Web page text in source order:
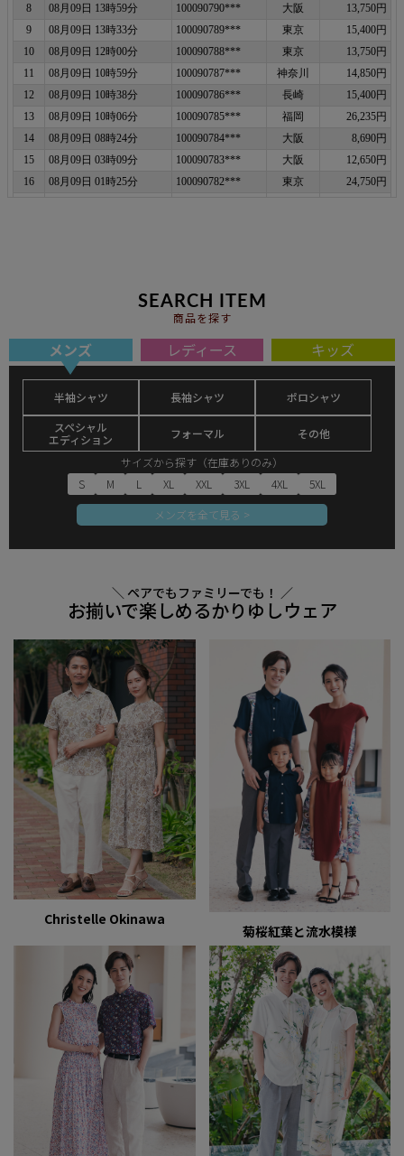
SEARCH ITEM
商品を探す
メンズ レディース キッズ
半袖シャツ 長袖シャツ
ポロシャツ
スペシャル
エディション
フォーマル
その他
サイズから探す（在庫ありのみ）
S
M L XL XXL 3XL 4XL
5XL
メンズを全て見る >
＼ ペアでもファミリーでも！ ／
お揃いで楽しめるかりゆしウェア
Christelle Okinawa
菊桜紅葉と流水模様